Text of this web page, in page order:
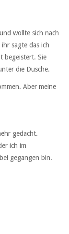
wollte sich nach
sagte das ich
begeistert. Sie
die Dusche.
Aber meine
gedacht.
ich im
gegangen bin.